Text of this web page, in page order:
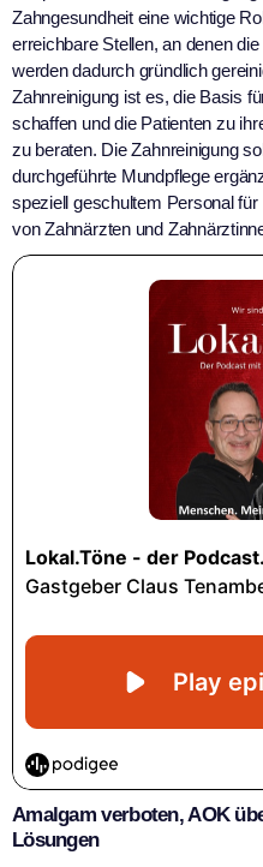
Zahngesundheit eine wichtige
erreichbare Stellen, an denen
werden dadurch gründlich
Zahnreinigung ist es, die Basis
schaffen und die Patienten zu
zu beraten. Die Zahnreinigung
durchgeführte Mundpflege
speziell geschultem Personal
von Zahnärzten und
Amalgam verboten, AOK
Lösungen